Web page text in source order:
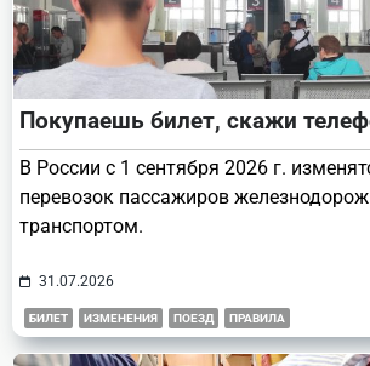
Покупаешь билет, скажи
В России с 1 сентября 2026 г.
перевозок пассажиров
транспортом.
31.07.2026
БИЛЕТ ИЗМЕНЕНИЯ ПОЕЗД ПРАВИЛА